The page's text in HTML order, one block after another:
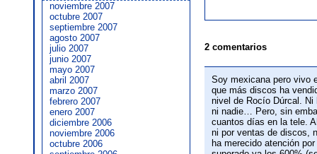
noviembre 2007
octubre 2007
septiembre 2007
agosto 2007
julio 2007
junio 2007
mayo 2007
abril 2007
marzo 2007
febrero 2007
enero 2007
diciembre 2006
noviembre 2006
octubre 2006
2 comentarios
Soy mexicana pero vivo
que más discos ha
nivel de Rocío Dúrcal. Ni
ni nadie… Pero, sin
cuantos días en la tele.
ni por ventas de discos,
ha merecido atención